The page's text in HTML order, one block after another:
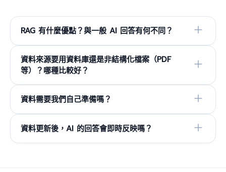
RAG 有什麼優點？與一般 AI 回答有何不同？
資料來源要用資料庫還是非結構化檔案（PDF
等）？哪種比較好？
資料需要我們自己準備嗎？
資料更新後，AI 的回答會即時反映嗎？